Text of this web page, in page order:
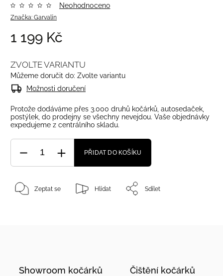
Značka: Garvalín
Neohodnoceno
1 199 Kč
ZVOLTE VARIANTU
Můžeme doručit do: Zvolte variantu
Možnosti doručení
Protože dodáváme přes 3.000 druhů kočárků, autosedaček,
postýlek, do prodejny se všechny nevejdou. Vaše objednávky
expedujeme z centrálního skladu.
PŘIDAT DO KOŠÍKU
Zeptat se Hlídat Sdílet
Showroom kočárků Čištění kočárků